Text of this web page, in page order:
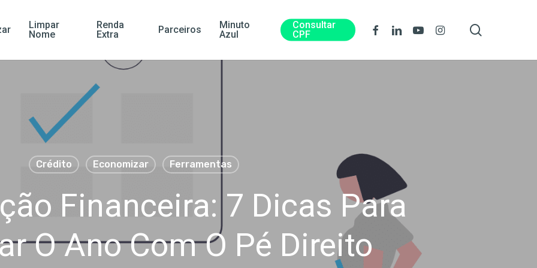
Limpar
Nome
Renda
Extra
Parceiros
Minuto
Azul
Consultar
CPF
FacebookLinkedinYoutubeInstagram
Crédito Economizar Ferramentas
Financeira: 7 Dicas Para
O Ano Com O Pé Direito